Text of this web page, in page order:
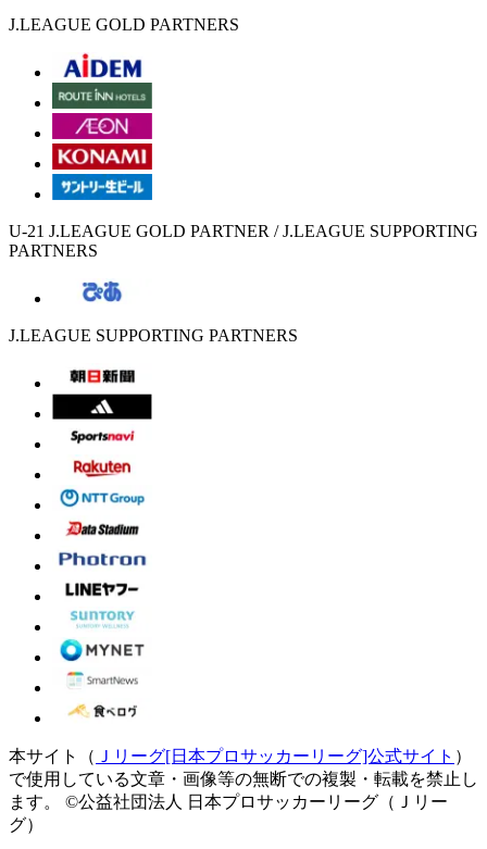
J.LEAGUE GOLD PARTNERS
U-21 J.LEAGUE GOLD PARTNER / J.LEAGUE SUPPORTING
PARTNERS
J.LEAGUE SUPPORTING PARTNERS
本サイト（ Ｊリーグ[日本プロサッカーリーグ]公式サイト ）
で使用している文章・画像等の無断での複製・転載を禁止し
ます。
©公益社団法人 日本プロサッカーリーグ（Ｊリー
グ）